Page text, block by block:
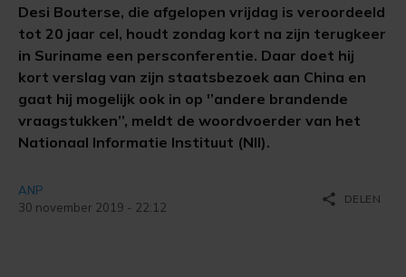
Desi Bouterse, die afgelopen vrijdag is veroordeeld
tot 20 jaar cel, houdt zondag kort na zijn terugkeer
in Suriname een persconferentie. Daar doet hij
kort verslag van zijn staatsbezoek aan China en
gaat hij mogelijk ook in op '’andere brandende
vraagstukken’’, meldt de woordvoerder van het
Nationaal Informatie Instituut (NII).
ANP
30 november 2019 - 22:12
share DELEN